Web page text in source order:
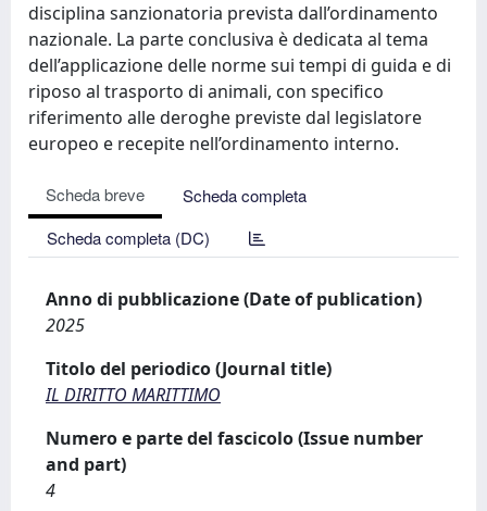
disciplina sanzionatoria prevista dall’ordinamento
nazionale. La parte conclusiva è dedicata al tema
dell’applicazione delle norme sui tempi di guida e di
riposo al trasporto di animali, con specifico
riferimento alle deroghe previste dal legislatore
europeo e recepite nell’ordinamento interno.
Scheda breve
Scheda completa
Scheda completa (DC)
Anno di pubblicazione (Date of publication)
2025
Titolo del periodico (Journal title)
IL DIRITTO MARITTIMO
Numero e parte del fascicolo (Issue number
and part)
4